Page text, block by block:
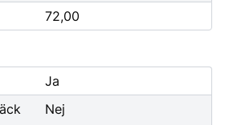
72,00
Ja
Nej